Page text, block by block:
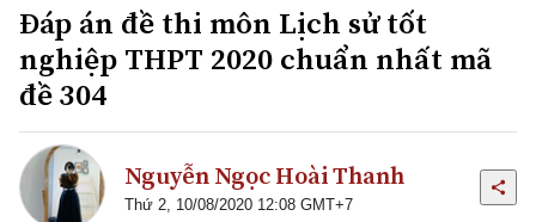
Đáp án đề thi môn Lịch sử tốt
nghiệp THPT 2020 chuẩn nhất mã
đề 304
Nguyễn Ngọc Hoài Thanh
Thứ 2, 10/08/2020 12:08 GMT+7